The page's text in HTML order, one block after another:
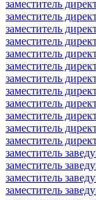
заместитель
заместитель
заместитель
заместитель
заместитель
заместитель
заместитель
заместитель
заместитель
заместитель
заместитель
заместитель
заместитель
заместитель
заместитель
заместитель